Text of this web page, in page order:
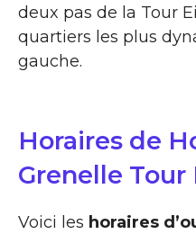
deux pas de la Tour
quartiers les plus
gauche.
Horaires de
Grenelle Tour
Voici les horaires